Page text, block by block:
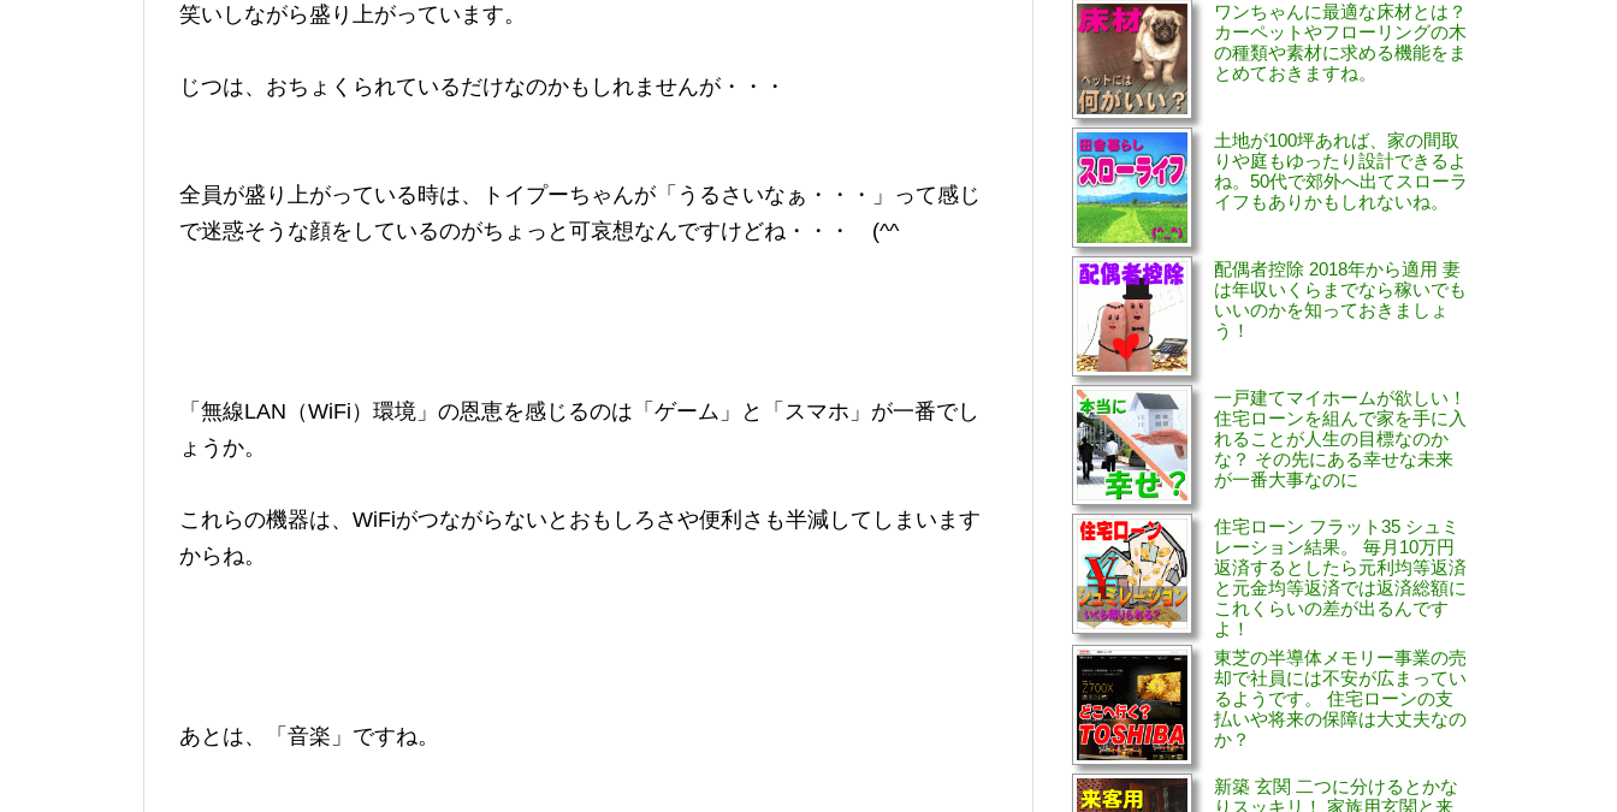
笑いしながら盛り上がっています。
じつは、おちょくられているだけなのかもしれませんが・・・
全員が盛り上がっている時は、トイプーちゃんが「うるさいなぁ・・・」って感じ
で迷惑そうな顔をしているのがちょっと可哀想なんですけどね・・・ (^^ゞ
「無線LAN（WiFi）環境」の恩恵を感じるのは「ゲーム」と「スマホ」が一番でし
ょうか。
これらの機器は、WiFiがつながらないとおもしろさや便利さも半減してしまいます
からね。
あとは、「音楽」ですね。
ワンちゃんに最適な床材とは？
カーペットやフローリングの木
の種類や素材に求める機能をま
とめておきますね。
土地が100坪あれば、家の間取
りや庭もゆったり設計できるよ
ね。50代で郊外へ出てスローラ
イフもありかもしれないね。
配偶者控除 2018年から適用 妻
は年収いくらまでなら稼いでも
いいのかを知っておきましょ
う！
一戸建てマイホームが欲しい！
住宅ローンを組んで家を手に入
れることが人生の目標なのか
な？ その先にある幸せな未来
が一番大事なのに
住宅ローン フラット35 シュミ
レーション結果。 毎月10万円
返済するとしたら元利均等返済
と元金均等返済では返済総額に
これくらいの差が出るんです
よ！
東芝の半導体メモリー事業の売
却で社員には不安が広まってい
るようです。 住宅ローンの支
払いや将来の保障は大丈夫なの
か？
新築 玄関 二つに分けるとかな
りスッキリ！ 家族用玄関と来